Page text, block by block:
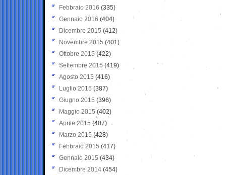
Febbraio 2016 (335)
Gennaio 2016 (404)
Dicembre 2015 (412)
Novembre 2015 (401)
Ottobre 2015 (422)
Settembre 2015 (419)
Agosto 2015 (416)
Luglio 2015 (387)
Giugno 2015 (396)
Maggio 2015 (402)
Aprile 2015 (407)
Marzo 2015 (428)
Febbraio 2015 (417)
Gennaio 2015 (434)
Dicembre 2014 (454)